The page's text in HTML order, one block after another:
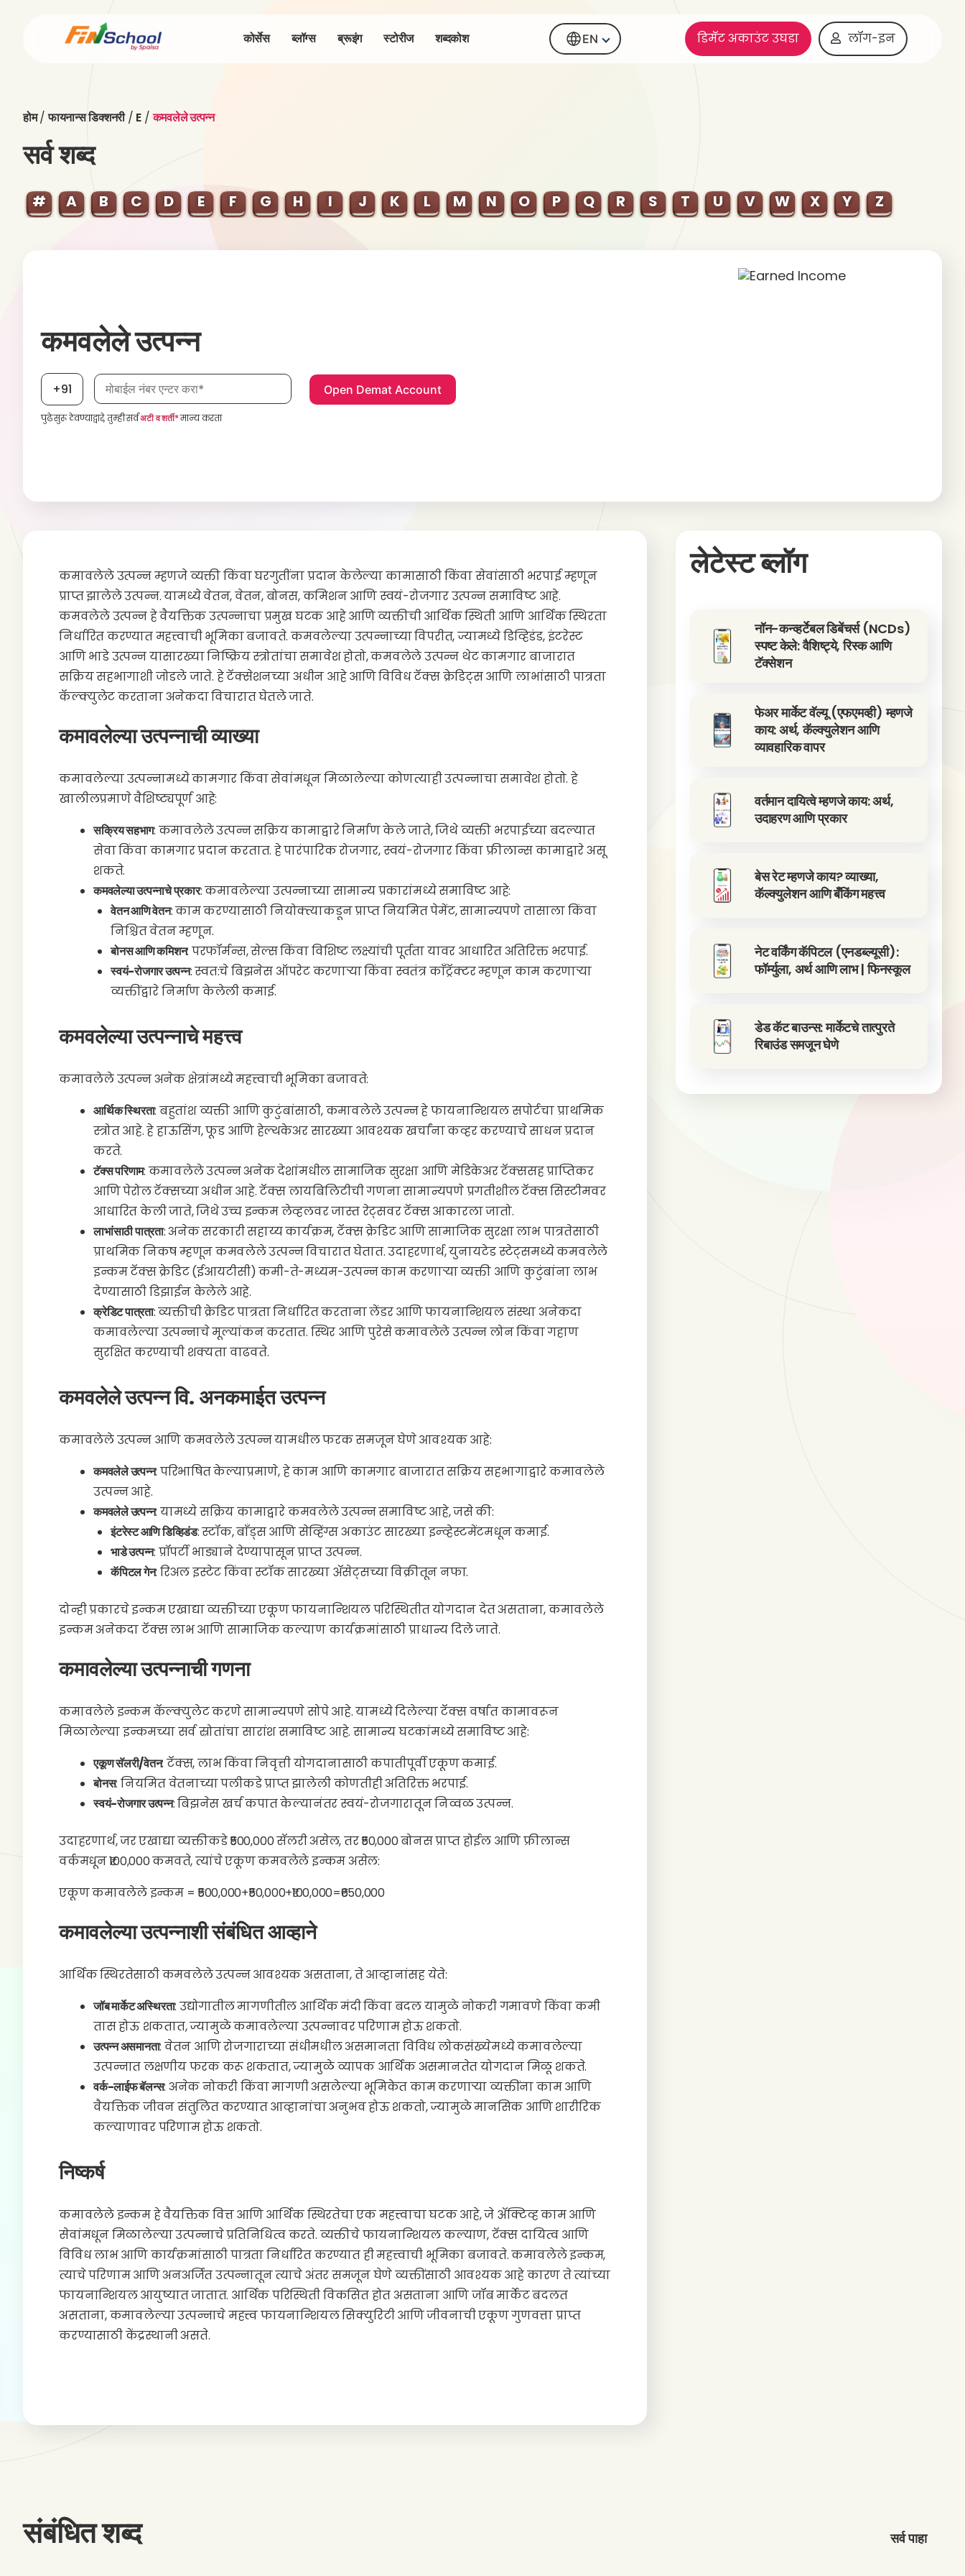
कोर्सेस ब्लॉग्स ब्रूइंग स्टोरीज शब्दकोश EN डिमॅट अकाउंट उघडा लॉग-इन
होम/फायनान्स डिक्शनरी/ E /कमवलेले उत्पन्न
सर्व शब्द
# A B C D E F G H I J K L M N O P Q R S T U V W X Y Z
कमवलेले उत्पन्न
+91 मोबाईल नंबर, आवश्यक
पुढे सुरू ठेवण्याद्वारे, तुम्ही सर्वअटी व शर्ती*मान्य करता
कमावलेले उत्पन्न म्हणजे व्यक्ती किंवा घरगुतींना प्रदान केलेल्या कामासाठी किंवा सेवांसाठी भरपाई म्हणून
प्राप्त झालेले उत्पन्न. यामध्ये वेतन, वेतन, बोनस, कमिशन आणि स्वयं-रोजगार उत्पन्न समाविष्ट आहे.
कमवलेले उत्पन्न हे वैयक्तिक उत्पन्नाचा प्रमुख घटक आहे आणि व्यक्तीची आर्थिक स्थिती आणि आर्थिक स्थिरता
निर्धारित करण्यात महत्त्वाची भूमिका बजावते. कमवलेल्या उत्पन्नाच्या विपरीत, ज्यामध्ये डिव्हिडंड, इंटरेस्ट
आणि भाडे उत्पन्न यासारख्या निष्क्रिय स्त्रोतांचा समावेश होतो, कमवलेले उत्पन्न थेट कामगार बाजारात
सक्रिय सहभागाशी जोडले जाते. हे टॅक्सेशनच्या अधीन आहे आणि विविध टॅक्स क्रेडिट्स आणि लाभांसाठी पात्रता
कॅल्क्युलेट करताना अनेकदा विचारात घेतले जाते.
कमावलेल्या उत्पन्नाची व्याख्या
कमावलेल्या उत्पन्नामध्ये कामगार किंवा सेवांमधून मिळालेल्या कोणत्याही उत्पन्नाचा समावेश होतो. हे
खालीलप्रमाणे वैशिष्ट्यपूर्ण आहे:
सक्रिय सहभाग: कमावलेले उत्पन्न सक्रिय कामाद्वारे निर्माण केले जाते, जिथे व्यक्ती भरपाईच्या बदल्यात
सेवा किंवा कामगार प्रदान करतात. हे पारंपारिक रोजगार, स्वयं-रोजगार किंवा फ्रीलान्स कामाद्वारे असू
शकते.
कमवलेल्या उत्पन्नाचे प्रकार: कमावलेल्या उत्पन्नाच्या सामान्य प्रकारांमध्ये समाविष्ट आहे:
वेतन आणि वेतन: काम करण्यासाठी नियोक्त्याकडून प्राप्त नियमित पेमेंट, सामान्यपणे तासाला किंवा
निश्चित वेतन म्हणून.
बोनस आणि कमिशन: परफॉर्मन्स, सेल्स किंवा विशिष्ट लक्ष्यांची पूर्तता यावर आधारित अतिरिक्त भरपाई.
स्वयं-रोजगार उत्पन्न: स्वत:चे बिझनेस ऑपरेट करणाऱ्या किंवा स्वतंत्र काँट्रॅक्टर म्हणून काम करणाऱ्या
व्यक्तींद्वारे निर्माण केलेली कमाई.
कमवलेल्या उत्पन्नाचे महत्त्व
कमावलेले उत्पन्न अनेक क्षेत्रांमध्ये महत्त्वाची भूमिका बजावते:
आर्थिक स्थिरता: बहुतांश व्यक्ती आणि कुटुंबांसाठी, कमावलेले उत्पन्न हे फायनान्शियल सपोर्टचा प्राथमिक
स्त्रोत आहे. हे हाऊसिंग, फूड आणि हेल्थकेअर सारख्या आवश्यक खर्चांना कव्हर करण्याचे साधन प्रदान
करते.
टॅक्स परिणाम: कमावलेले उत्पन्न अनेक देशांमधील सामाजिक सुरक्षा आणि मेडिकेअर टॅक्ससह प्राप्तिकर
आणि पेरोल टॅक्सच्या अधीन आहे. टॅक्स लायबिलिटीची गणना सामान्यपणे प्रगतीशील टॅक्स सिस्टीमवर
आधारित केली जाते, जिथे उच्च इन्कम लेव्हलवर जास्त रेट्सवर टॅक्स आकारला जातो.
लाभांसाठी पात्रता: अनेक सरकारी सहाय्य कार्यक्रम, टॅक्स क्रेडिट आणि सामाजिक सुरक्षा लाभ पात्रतेसाठी
प्राथमिक निकष म्हणून कमवलेले उत्पन्न विचारात घेतात. उदाहरणार्थ, युनायटेड स्टेट्समध्ये कमवलेले
इन्कम टॅक्स क्रेडिट (ईआयटीसी) कमी-ते-मध्यम-उत्पन्न काम करणाऱ्या व्यक्ती आणि कुटुंबांना लाभ
देण्यासाठी डिझाईन केलेले आहे.
क्रेडिट पात्रता: व्यक्तीची क्रेडिट पात्रता निर्धारित करताना लेंडर आणि फायनान्शियल संस्था अनेकदा
कमावलेल्या उत्पन्नाचे मूल्यांकन करतात. स्थिर आणि पुरेसे कमावलेले उत्पन्न लोन किंवा गहाण
सुरक्षित करण्याची शक्यता वाढवते.
कमवलेले उत्पन्न वि. अनकमाईत उत्पन्न
कमावलेले उत्पन्न आणि कमवलेले उत्पन्न यामधील फरक समजून घेणे आवश्यक आहे:
कमवलेले उत्पन्न: परिभाषित केल्याप्रमाणे, हे काम आणि कामगार बाजारात सक्रिय सहभागाद्वारे कमावलेले
उत्पन्न आहे.
कमवलेले उत्पन्न: यामध्ये सक्रिय कामाद्वारे कमवलेले उत्पन्न समाविष्ट आहे, जसे की:
इंटरेस्ट आणि डिव्हिडंड: स्टॉक, बाँड्स आणि सेव्हिंग्स अकाउंट सारख्या इन्व्हेस्टमेंटमधून कमाई.
भाडे उत्पन्न: प्रॉपर्टी भाड्याने देण्यापासून प्राप्त उत्पन्न.
कॅपिटल गेन: रिअल इस्टेट किंवा स्टॉक सारख्या ॲसेट्सच्या विक्रीतून नफा.
दोन्ही प्रकारचे इन्कम एखाद्या व्यक्तीच्या एकूण फायनान्शियल परिस्थितीत योगदान देत असताना, कमावलेले
इन्कम अनेकदा टॅक्स लाभ आणि सामाजिक कल्याण कार्यक्रमांसाठी प्राधान्य दिले जाते.
कमावलेल्या उत्पन्नाची गणना
कमावलेले इन्कम कॅल्क्युलेट करणे सामान्यपणे सोपे आहे. यामध्ये दिलेल्या टॅक्स वर्षात कामावरून
मिळालेल्या इन्कमच्या सर्व स्रोतांचा सारांश समाविष्ट आहे. सामान्य घटकांमध्ये समाविष्ट आहे:
एकूण सॅलरी/वेतन: टॅक्स, लाभ किंवा निवृत्ती योगदानासाठी कपातीपूर्वी एकूण कमाई.
बोनस: नियमित वेतनाच्या पलीकडे प्राप्त झालेली कोणतीही अतिरिक्त भरपाई.
स्वयं-रोजगार उत्पन्न: बिझनेस खर्च कपात केल्यानंतर स्वयं-रोजगारातून निव्वळ उत्पन्न.
उदाहरणार्थ, जर एखाद्या व्यक्तीकडे ₹500,000 सॅलरी असेल, तर ₹50,000 बोनस प्राप्त होईल आणि फ्रीलान्स
वर्कमधून ₹100,000 कमवते, त्यांचे एकूण कमवलेले इन्कम असेल:
एकूण कमावलेले इन्कम = ₹500,000+₹50,000+₹100,000=₹650,000
कमावलेल्या उत्पन्नाशी संबंधित आव्हाने
आर्थिक स्थिरतेसाठी कमवलेले उत्पन्न आवश्यक असताना, ते आव्हानांसह येते:
जॉब मार्केट अस्थिरता: उद्योगातील मागणीतील आर्थिक मंदी किंवा बदल यामुळे नोकरी गमावणे किंवा कमी
तास होऊ शकतात, ज्यामुळे कमावलेल्या उत्पन्नावर परिणाम होऊ शकतो.
उत्पन्न असमानता: वेतन आणि रोजगाराच्या संधीमधील असमानता विविध लोकसंख्येमध्ये कमावलेल्या
उत्पन्नात लक्षणीय फरक करू शकतात, ज्यामुळे व्यापक आर्थिक असमानतेत योगदान मिळू शकते.
वर्क-लाईफ बॅलन्स: अनेक नोकरी किंवा मागणी असलेल्या भूमिकेत काम करणाऱ्या व्यक्तींना काम आणि
वैयक्तिक जीवन संतुलित करण्यात आव्हानांचा अनुभव होऊ शकतो, ज्यामुळे मानसिक आणि शारीरिक
कल्याणावर परिणाम होऊ शकतो.
निष्कर्ष
कमावलेले इन्कम हे वैयक्तिक वित्त आणि आर्थिक स्थिरतेचा एक महत्त्वाचा घटक आहे, जे ॲक्टिव्ह काम आणि
सेवांमधून मिळालेल्या उत्पन्नाचे प्रतिनिधित्व करते. व्यक्तीचे फायनान्शियल कल्याण, टॅक्स दायित्व आणि
विविध लाभ आणि कार्यक्रमांसाठी पात्रता निर्धारित करण्यात ही महत्त्वाची भूमिका बजावते. कमावलेले इन्कम,
त्याचे परिणाम आणि अनअर्जित उत्पन्नातून त्याचे अंतर समजून घेणे व्यक्तींसाठी आवश्यक आहे कारण ते त्यांच्या
फायनान्शियल आयुष्यात जातात. आर्थिक परिस्थिती विकसित होत असताना आणि जॉब मार्केट बदलत
असताना, कमावलेल्या उत्पन्नाचे महत्त्व फायनान्शियल सिक्युरिटी आणि जीवनाची एकूण गुणवत्ता प्राप्त
करण्यासाठी केंद्रस्थानी असते.
लेटेस्ट ब्लॉग
नॉन-कन्व्हर्टेबल डिबेंचर्स (NCDs)
स्पष्ट केले: वैशिष्ट्ये, रिस्क आणि
टॅक्सेशन
फेअर मार्केट वॅल्यू (एफएमव्ही) म्हणजे
काय: अर्थ, कॅल्क्युलेशन आणि
व्यावहारिक वापर
वर्तमान दायित्वे म्हणजे काय: अर्थ,
उदाहरण आणि प्रकार
बेस रेट म्हणजे काय? व्याख्या,
कॅल्क्युलेशन आणि बँकिंग महत्त्व
नेट वर्किंग कॅपिटल (एनडब्ल्यूसी):
फॉर्म्युला, अर्थ आणि लाभ | फिनस्कूल
डेड कॅट बाउन्स: मार्केटचे तात्पुरते
रिबाउंड समजून घेणे
संबंधित शब्द सर्व पाहा